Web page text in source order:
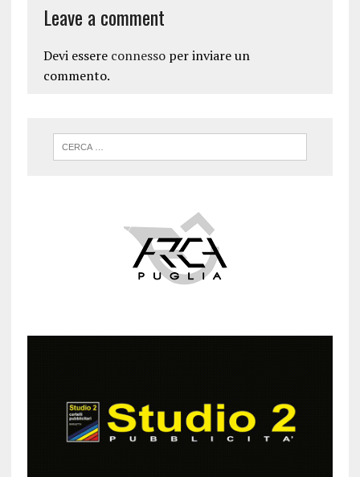
Leave a comment
Devi essere connessoper inviare un
commento.